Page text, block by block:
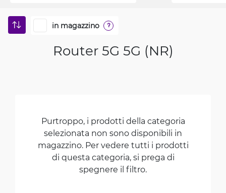
in magazzino ?
Router 5G 5G (NR)
Purtroppo, i prodotti della categoria
selezionata non sono disponibili in
magazzino. Per vedere tutti i prodotti
di questa categoria, si prega di
spegnere il filtro.